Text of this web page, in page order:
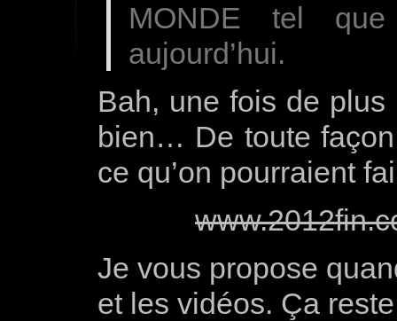
MONDE tel
aujourd’hui.
Bah, une fois de
bien… De toute
ce qu’on pourraient
Je vous propose
et les vidéos. Ça